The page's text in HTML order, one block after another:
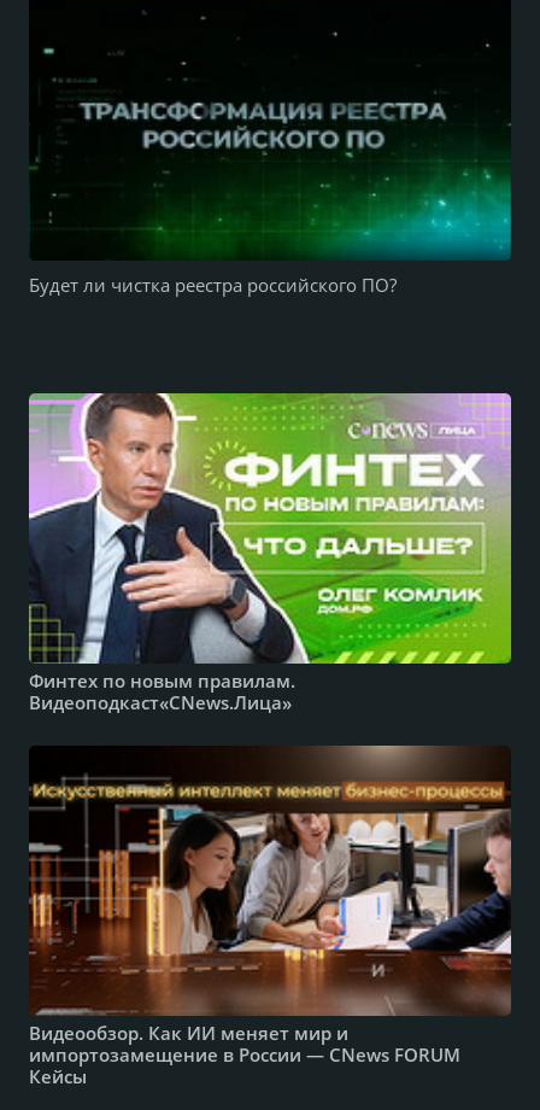
Будет ли чистка реестра российского ПО?
Финтех по новым правилам.
Видеоподкаст«CNews.Лица»
Видеообзор. Как ИИ меняет мир и
импортозамещение в России — CNews FORUM
Кейсы